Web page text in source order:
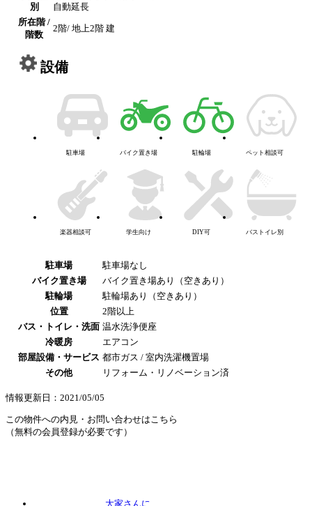
別
自動延長
所在階 /
階数
2階/ 地上2階 建
設備
駐車場 バイク置き場 駐輪場 ペット相談可
楽器相談可 学生向け DIY可 バストイレ別
駐車場
駐車場なし
バイク置き場
バイク置き場あり（空きあり）
駐輪場
駐輪場あり（空きあり）
位置
2階以上
バス・トイレ・洗面 温水洗浄便座
冷暖房
エアコン
部屋設備・サービス 都市ガス / 室内洗濯機置場
その他
リフォーム・リノベーション済
情報更新日：2021/05/05
この物件への内見・お問い合わせはこちら
（無料の会員登録が必要です）
大家さんに